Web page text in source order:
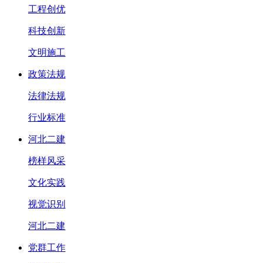
工程创优
科技创新
文明施工
政策法规
法律法规
行业标准
河北二建
榜样风采
文化实践
视觉识别
河北二建
党群工作